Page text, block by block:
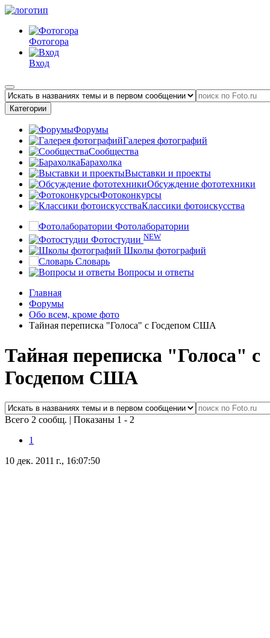
Фотогора
Вход
Категории
Форумы
Галерея фотографий
Сообщества
Барахолка
Выставки и проекты
Обсуждение фототехники
Фотоконкурсы
Классики фотоискусства
Фотолаборатории
Фотостудии NEW
Школы фотографий
Словарь
Вопросы и ответы
Главная
Форумы
Обо всем, кроме фото
Тайная переписка "Голоса" с Госдепом США
Тайная переписка "Голоса" с
Госдепом США
Всего 2 сообщ. | Показаны 1 - 2
1
10 дек. 2011 г., 16:07:50